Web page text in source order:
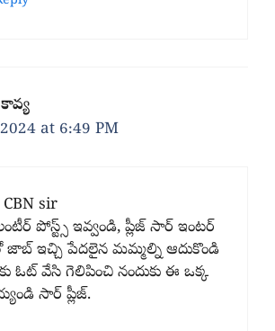
at 6:49 PM
CBN sir
పోస్ట్స్ ఇవ్వండి, ప్లీజ్ సార్ ఇంటర్
జాబ్ ఇచ్చి పేదలైన మమ్మల్ని ఆదుకొండి
ఓట్ వేసి గెలిపించి నందుకు ఈ ఒక్క
సార్ ప్లీజ్.